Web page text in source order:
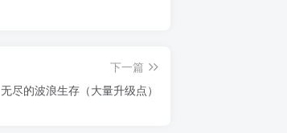
下一篇
无尽的波浪生存（大量升级点）